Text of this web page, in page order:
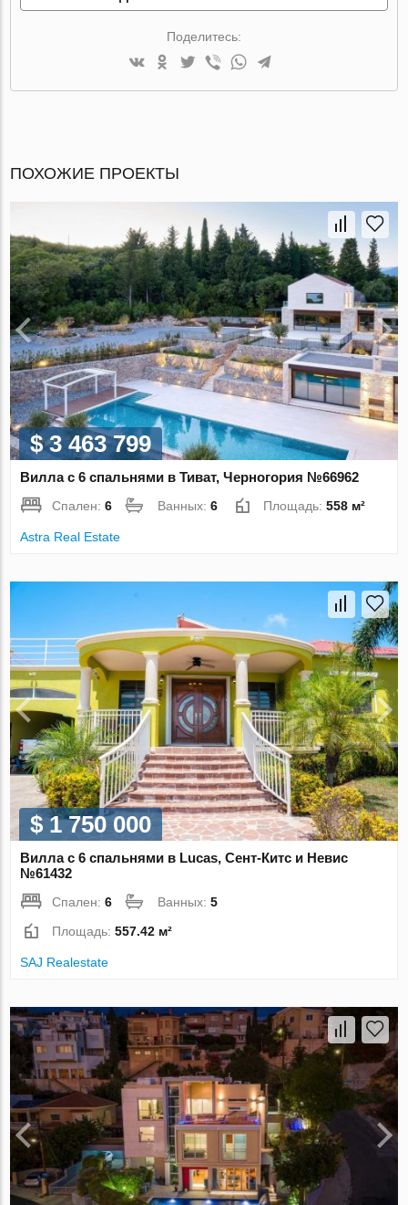
Поделитесь:
ПОХОЖИЕ ПРОЕКТЫ
$ 3 463 799
Вилла с 6 спальнями в Тиват, Черногория №66962
Спален:6 Ванных:6 Площадь:558 м²
Astra Real Estate
$ 1 750 000
Вилла с 6 спальнями в Lucas, Сент-Китс и Невис
№61432
Спален:6 Ванных:5
Площадь:557.42 м²
SAJ Realestate